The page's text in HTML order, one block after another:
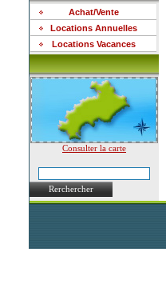
Achat/Vente
Locations Annuelles
Locations Vacances
Consulter la carte
Rerchercher